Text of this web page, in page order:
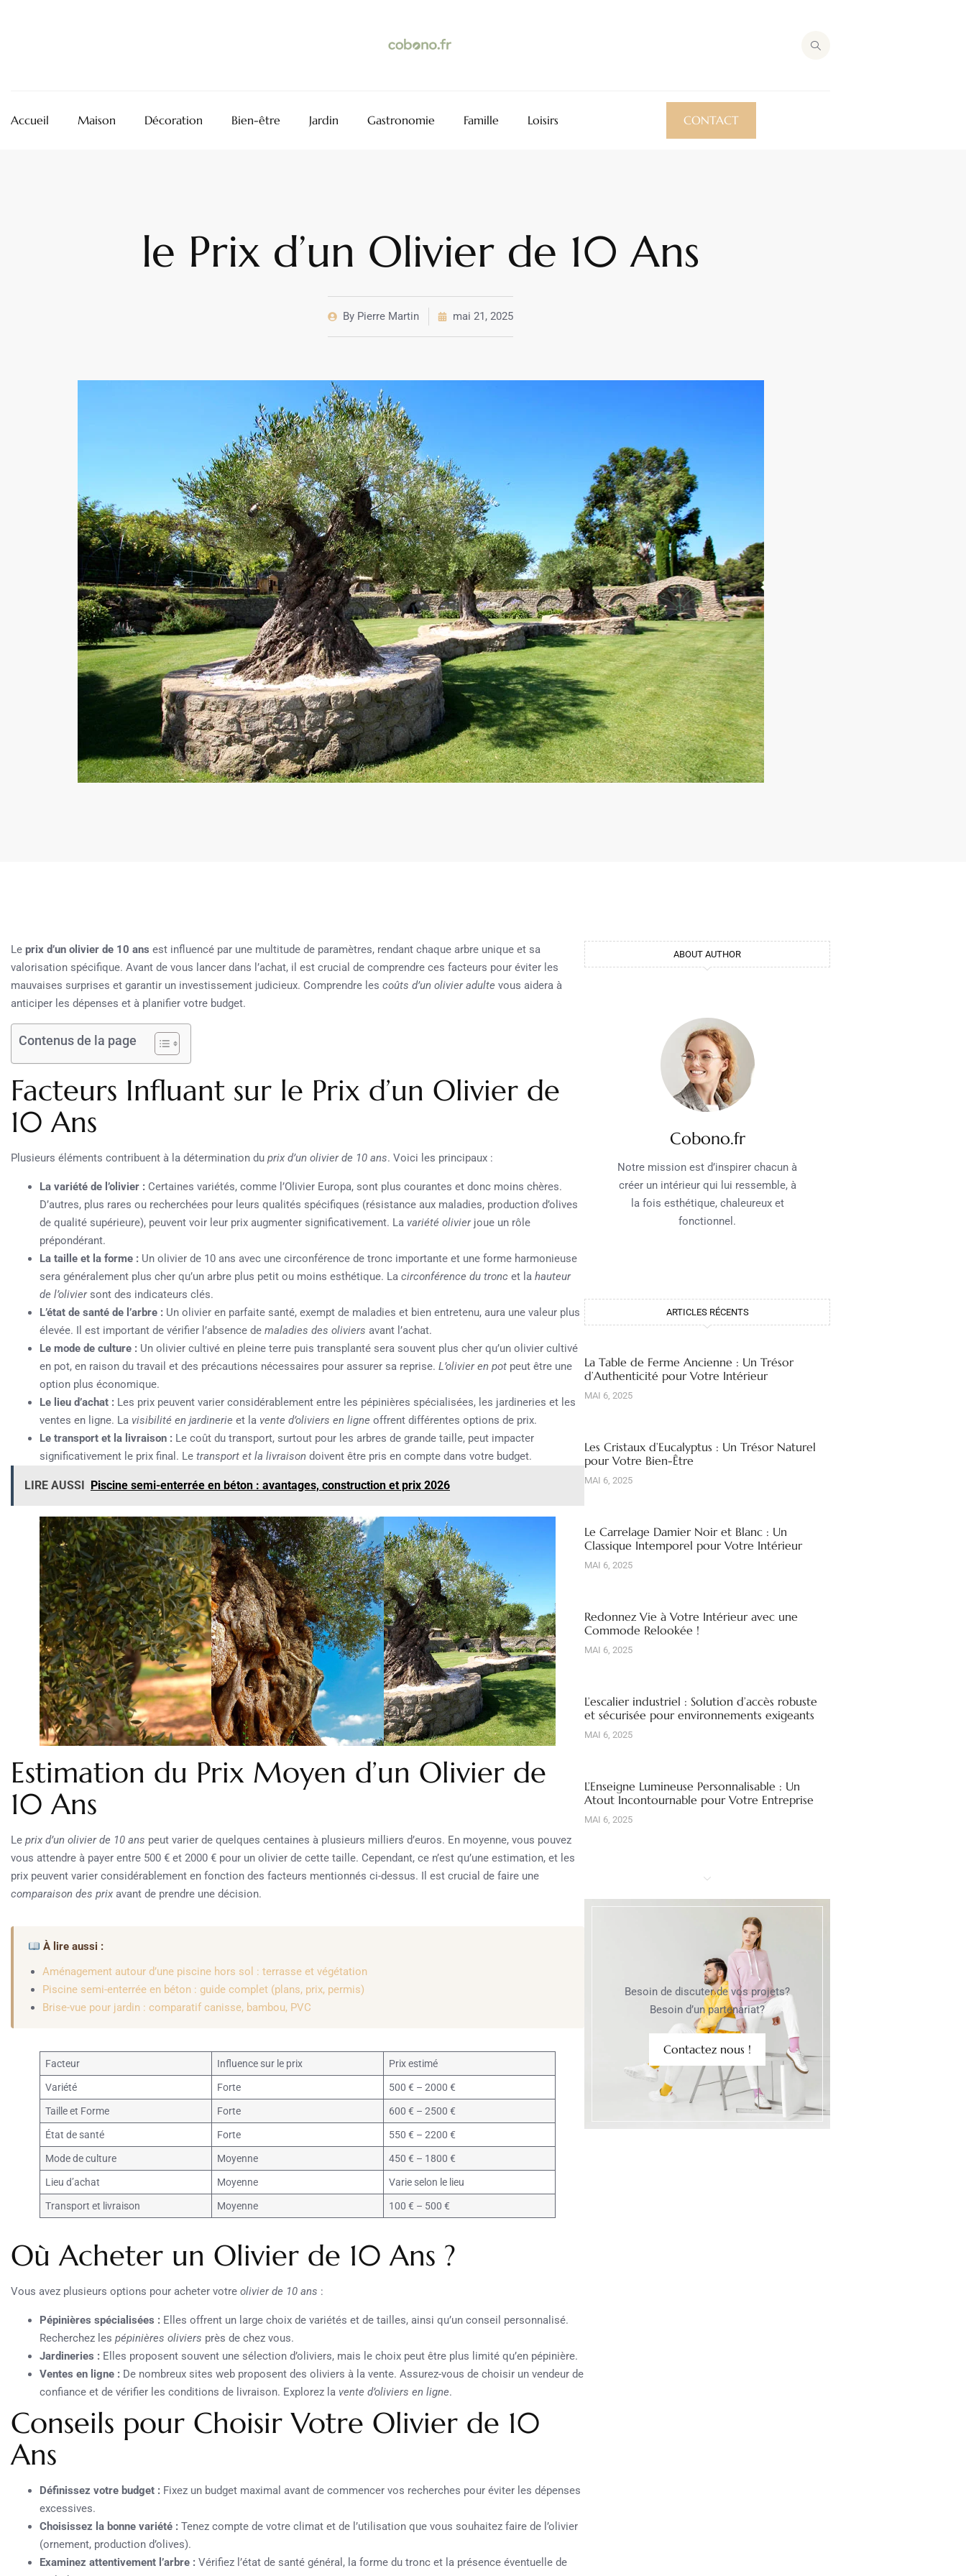
Accueil Maison Décoration Bien-être Jardin Gastronomie Famille Loisirs CONTACT
le Prix d’un Olivier de 10 Ans
By Pierre Martin mai 21, 2025
Le prix d’un olivier de 10 ans est influencé par une multitude de paramètres, rendant chaque arbre unique et sa
valorisation spécifique. Avant de vous lancer dans l’achat, il est crucial de comprendre ces facteurs pour éviter les
mauvaises surprises et garantir un investissement judicieux. Comprendre les coûts d’un olivier adulte vous aidera à
anticiper les dépenses et à planifier votre budget.
Contenus de la page
Facteurs Influant sur le Prix d’un Olivier de
10 Ans
Plusieurs éléments contribuent à la détermination du prix d’un olivier de 10 ans. Voici les principaux :
La variété de l’olivier : Certaines variétés, comme l’Olivier Europa, sont plus courantes et donc moins chères.
D’autres, plus rares ou recherchées pour leurs qualités spécifiques (résistance aux maladies, production d’olives
de qualité supérieure), peuvent voir leur prix augmenter significativement. La variété olivierjoue un rôle
prépondérant.
La taille et la forme : Un olivier de 10 ans avec une circonférence de tronc importante et une forme harmonieuse
sera généralement plus cher qu’un arbre plus petit ou moins esthétique. La circonférence du tronc et la hauteur
de l’oliviersont des indicateurs clés.
L’état de santé de l’arbre : Un olivier en parfaite santé, exempt de maladies et bien entretenu, aura une valeur plus
élevée. Il est important de vérifier l’absence de maladies des oliviers avant l’achat.
Le mode de culture : Un olivier cultivé en pleine terre puis transplanté sera souvent plus cher qu’un olivier cultivé
en pot, en raison du travail et des précautions nécessaires pour assurer sa reprise. L’olivier en pot peut être une
option plus économique.
Le lieu d’achat : Les prix peuvent varier considérablement entre les pépinières spécialisées, les jardineries et les
ventes en ligne. La visibilité en jardinerie et la vente d’oliviers en ligne offrent différentes options de prix.
Le transport et la livraison : Le coût du transport, surtout pour les arbres de grande taille, peut impacter
significativement le prix final. Le transport et la livraison doivent être pris en compte dans votre budget.
LIRE AUSSI Piscine semi-enterrée en béton : avantages, construction et prix 2026
Estimation du Prix Moyen d’un Olivier de
10 Ans
Le prix d’un olivier de 10 ans peut varier de quelques centaines à plusieurs milliers d’euros. En moyenne, vous pouvez
vous attendre à payer entre 500 € et 2000 € pour un olivier de cette taille. Cependant, ce n’est qu’une estimation, et les
prix peuvent varier considérablement en fonction des facteurs mentionnés ci-dessus. Il est crucial de faire une
comparaison des prix avant de prendre une décision.
À lire aussi :
Aménagement autour d’une piscine hors sol : terrasse et végétation
Piscine semi-enterrée en béton : guide complet (plans, prix, permis)
Brise-vue pour jardin : comparatif canisse, bambou, PVC
Facteur Influence sur le prix Prix estimé
Variété Forte 500 € – 2000 €
Taille et Forme Forte 600 € – 2500 €
État de santé Forte 550 € – 2200 €
Mode de culture Moyenne 450 € – 1800 €
Lieu d’achat Moyenne Varie selon le lieu
Transport et livraison Moyenne 100 € – 500 €
Où Acheter un Olivier de 10 Ans ?
Vous avez plusieurs options pour acheter votre olivier de 10 ans :
Pépinières spécialisées : Elles offrent un large choix de variétés et de tailles, ainsi qu’un conseil personnalisé.
Recherchez les pépinières oliviers près de chez vous.
Jardineries : Elles proposent souvent une sélection d’oliviers, mais le choix peut être plus limité qu’en pépinière.
Ventes en ligne : De nombreux sites web proposent des oliviers à la vente. Assurez-vous de choisir un vendeur de
confiance et de vérifier les conditions de livraison. Explorez la vente d’oliviers en ligne.
Conseils pour Choisir Votre Olivier de 10
Ans
Définissez votre budget : Fixez un budget maximal avant de commencer vos recherches pour éviter les dépenses
excessives.
Choisissez la bonne variété : Tenez compte de votre climat et de l’utilisation que vous souhaitez faire de l’olivier
(ornement, production d’olives).
Examinez attentivement l’arbre : Vérifiez l’état de santé général, la forme du tronc et la présence éventuelle de
ABOUT AUTHOR
Cobono.fr
Notre mission est d’inspirer chacun à
créer un intérieur qui lui ressemble, à
la fois esthétique, chaleureux et
fonctionnel.
ARTICLES RÉCENTS
La Table de Ferme Ancienne : Un Trésor
d’Authenticité pour Votre Intérieur
MAI 6, 2025
Les Cristaux d’Eucalyptus : Un Trésor Naturel
pour Votre Bien-Être
MAI 6, 2025
Le Carrelage Damier Noir et Blanc : Un
Classique Intemporel pour Votre Intérieur
MAI 6, 2025
Redonnez Vie à Votre Intérieur avec une
Commode Relookée !
MAI 6, 2025
L’escalier industriel : Solution d’accès robuste
et sécurisée pour environnements exigeants
MAI 6, 2025
L’Enseigne Lumineuse Personnalisable : Un
Atout Incontournable pour Votre Entreprise
MAI 6, 2025
Besoin de discuter de vos projets?
Besoin d’un partenariat?
Contactez nous !